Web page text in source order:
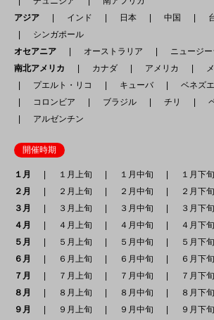
アジア
インド 日本 中国
シンガポール
オセアニア
オーストラリア
ニュージ
南北アメリカ
カナダ アメリカ
プエルト・リコ
キューバ ベネズ
コロンビア
ブラジル チリ
アルゼンチン
開催時期
１月 １月上旬 １月中旬
１月下
２月
２月上旬 ２月中旬
２月下
３月
３月上旬 ３月中旬
３月下
４月
４月上旬 ４月中旬
４月下
５月
５月上旬 ５月中旬
５月下
６月
６月上旬 ６月中旬
６月下
７月
７月上旬 ７月中旬
７月下
８月
８月上旬 ８月中旬
８月下
９月
９月上旬 ９月中旬
９月下